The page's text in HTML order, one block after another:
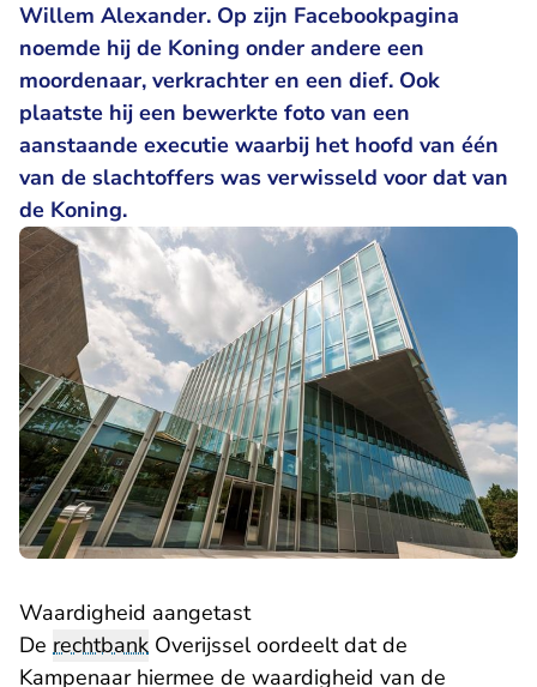
Willem Alexander. Op zijn Facebookpagina
noemde hij de Koning onder andere een
moordenaar, verkrachter en een dief. Ook
plaatste hij een bewerkte foto van een
aanstaande executie waarbij het hoofd van één
van de slachtoffers was verwisseld voor dat van
de Koning.
Waardigheid aangetast
De rechtbank Overijssel oordeelt dat de
Kampenaar hiermee de waardigheid van de